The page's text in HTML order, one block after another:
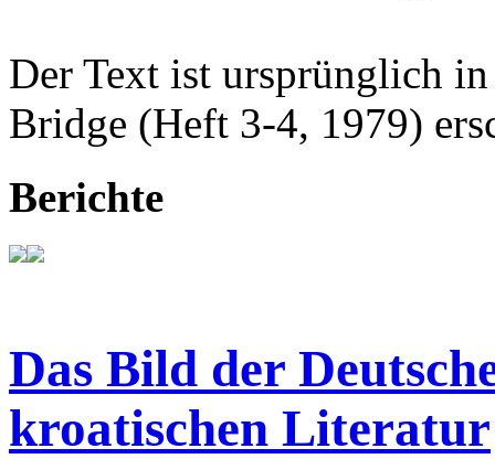
Der Text ist ursprünglich
Bridge (Heft 3-4, 1979)
Berichte
Das Bild der
kroatischen Literatur